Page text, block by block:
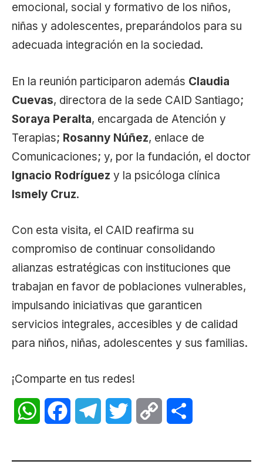
emocional, social y formativo de los niños,
niñas y adolescentes, preparándolos para su
adecuada integración en la sociedad.
En la reunión participaron además Claudia
Cuevas, directora de la sede CAID Santiago;
Soraya Peralta, encargada de Atención y
Terapias; Rosanny Núñez, enlace de
Comunicaciones; y, por la fundación, el doctor
Ignacio Rodríguez y la psicóloga clínica
Ismely Cruz.
Con esta visita, el CAID reafirma su
compromiso de continuar consolidando
alianzas estratégicas con instituciones que
trabajan en favor de poblaciones vulnerables,
impulsando iniciativas que garanticen
servicios integrales, accesibles y de calidad
para niños, niñas, adolescentes y sus familias.
¡Comparte en tus redes!
WhatsAppFacebookTelegramTwitter Copy